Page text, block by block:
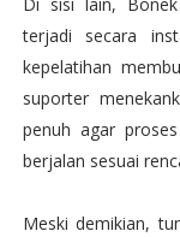
terjadi secara
kepelatihan
suporter
penuh agar
berjalan sesuai
Meski demikian,